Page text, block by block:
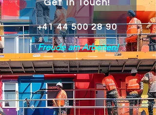
Get in Touch!
+41 44 500 28 90
Freude am Arbeiten!